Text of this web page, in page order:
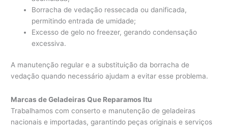
Borracha de vedação ressecada ou danificada,
permitindo entrada de umidade;
Excesso de gelo no freezer, gerando condensação
excessiva.
A manutenção regular e a substituição da borracha de
vedação quando necessário ajudam a evitar esse problema.
Marcas de Geladeiras Que Reparamos Itu
Trabalhamos com conserto e manutenção de geladeiras
nacionais e importadas, garantindo peças originais e serviços